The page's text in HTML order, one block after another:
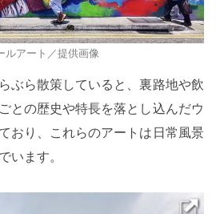
ルアート／提供画像
ぶら散策していると、裏路地や飲
との歴史や特長を落とし込んだウ
おり、これらのアートは日常風景
います。